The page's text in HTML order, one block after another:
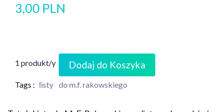
3,00 PLN
1 produkt/y Dodaj do Koszyka
Tags : listy do m.f. rakowskiego